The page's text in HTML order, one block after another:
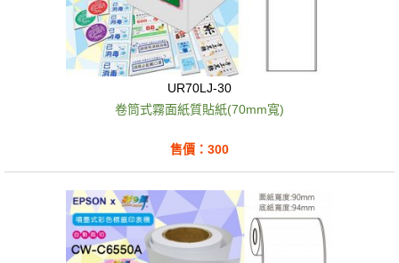
UR70LJ-30
卷筒式霧面紙質貼紙(70mm寬)
售價：300